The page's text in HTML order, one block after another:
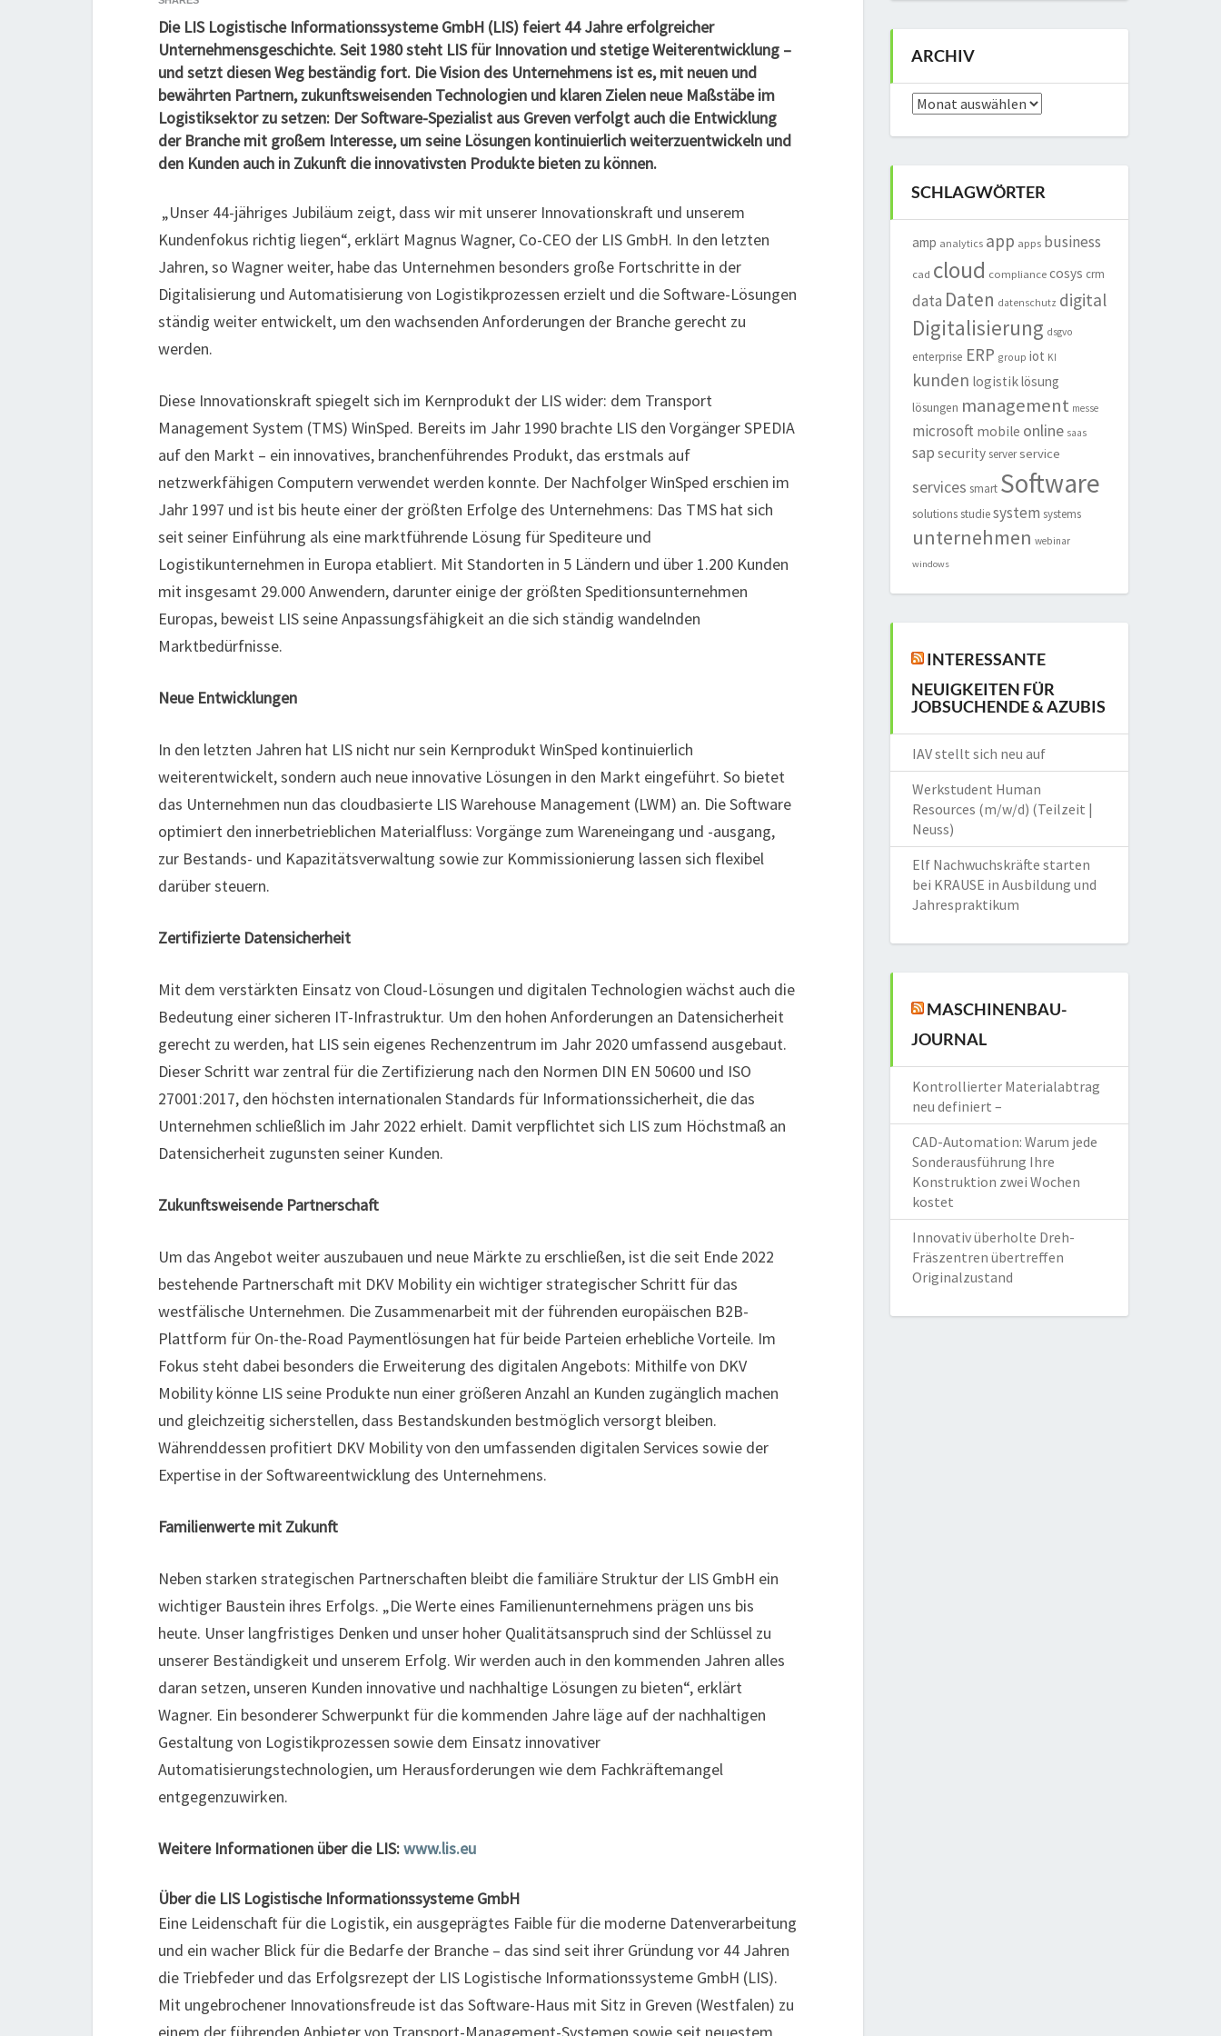
Die LIS Logistische Informationssysteme GmbH (LIS) feiert 44 Jahre erfolgreicher
Unternehmensgeschichte. Seit 1980 steht LIS für Innovation und stetige Weiterentwicklung –
und setzt diesen Weg beständig fort. Die Vision des Unternehmens ist es, mit neuen und
bewährten Partnern, zukunftsweisenden Technologien und klaren Zielen neue Maßstäbe im
Logistiksektor zu setzen: Der Software-Spezialist aus Greven verfolgt auch die Entwicklung
der Branche mit großem Interesse, um seine Lösungen kontinuierlich weiterzuentwickeln und
den Kunden auch in Zukunft die innovativsten Produkte bieten zu können.
„Unser 44-jähriges Jubiläum zeigt, dass wir mit unserer Innovationskraft und unserem
Kundenfokus richtig liegen“, erklärt Magnus Wagner, Co-CEO der LIS GmbH. In den letzten
Jahren, so Wagner weiter, habe das Unternehmen besonders große Fortschritte in der
Digitalisierung und Automatisierung von Logistikprozessen erzielt und die Software-Lösungen
ständig weiter entwickelt, um den wachsenden Anforderungen der Branche gerecht zu
werden.
Diese Innovationskraft spiegelt sich im Kernprodukt der LIS wider: dem Transport
Management System (TMS) WinSped. Bereits im Jahr 1990 brachte LIS den Vorgänger SPEDIA
auf den Markt – ein innovatives, branchenführendes Produkt, das erstmals auf
netzwerkfähigen Computern verwendet werden konnte. Der Nachfolger WinSped erschien im
Jahr 1997 und ist bis heute einer der größten Erfolge des Unternehmens: Das TMS hat sich
seit seiner Einführung als eine marktführende Lösung für Spediteure und
Logistikunternehmen in Europa etabliert. Mit Standorten in 5 Ländern und über 1.200 Kunden
mit insgesamt 29.000 Anwendern, darunter einige der größten Speditionsunternehmen
Europas, beweist LIS seine Anpassungsfähigkeit an die sich ständig wandelnden
Marktbedürfnisse.
Neue Entwicklungen
In den letzten Jahren hat LIS nicht nur sein Kernprodukt WinSped kontinuierlich
weiterentwickelt, sondern auch neue innovative Lösungen in den Markt eingeführt. So bietet
das Unternehmen nun das cloudbasierte LIS Warehouse Management (LWM) an. Die Software
optimiert den innerbetrieblichen Materialfluss: Vorgänge zum Wareneingang und -ausgang,
zur Bestands- und Kapazitätsverwaltung sowie zur Kommissionierung lassen sich flexibel
darüber steuern.
Zertifizierte Datensicherheit
Mit dem verstärkten Einsatz von Cloud-Lösungen und digitalen Technologien wächst auch die
Bedeutung einer sicheren IT-Infrastruktur. Um den hohen Anforderungen an Datensicherheit
gerecht zu werden, hat LIS sein eigenes Rechenzentrum im Jahr 2020 umfassend ausgebaut.
Dieser Schritt war zentral für die Zertifizierung nach den Normen DIN EN 50600 und ISO
27001:2017, den höchsten internationalen Standards für Informationssicherheit, die das
Unternehmen schließlich im Jahr 2022 erhielt. Damit verpflichtet sich LIS zum Höchstmaß an
Datensicherheit zugunsten seiner Kunden.
Zukunftsweisende Partnerschaft
Um das Angebot weiter auszubauen und neue Märkte zu erschließen, ist die seit Ende 2022
bestehende Partnerschaft mit DKV Mobility ein wichtiger strategischer Schritt für das
westfälische Unternehmen. Die Zusammenarbeit mit der führenden europäischen B2B-
Plattform für On-the-Road Paymentlösungen hat für beide Parteien erhebliche Vorteile. Im
Fokus steht dabei besonders die Erweiterung des digitalen Angebots: Mithilfe von DKV
Mobility könne LIS seine Produkte nun einer größeren Anzahl an Kunden zugänglich machen
und gleichzeitig sicherstellen, dass Bestandskunden bestmöglich versorgt bleiben.
Währenddessen profitiert DKV Mobility von den umfassenden digitalen Services sowie der
Expertise in der Softwareentwicklung des Unternehmens.
Familienwerte mit Zukunft
Neben starken strategischen Partnerschaften bleibt die familiäre Struktur der LIS GmbH ein
wichtiger Baustein ihres Erfolgs. „Die Werte eines Familienunternehmens prägen uns bis
heute. Unser langfristiges Denken und unser hoher Qualitätsanspruch sind der Schlüssel zu
unserer Beständigkeit und unserem Erfolg. Wir werden auch in den kommenden Jahren alles
daran setzen, unseren Kunden innovative und nachhaltige Lösungen zu bieten“, erklärt
Wagner. Ein besonderer Schwerpunkt für die kommenden Jahre läge auf der nachhaltigen
Gestaltung von Logistikprozessen sowie dem Einsatz innovativer
Automatisierungstechnologien, um Herausforderungen wie dem Fachkräftemangel
entgegenzuwirken.
Weitere Informationen über die LIS:www.lis.eu
Über die LIS Logistische Informationssysteme GmbH
Eine Leidenschaft für die Logistik, ein ausgeprägtes Faible für die moderne Datenverarbeitung
und ein wacher Blick für die Bedarfe der Branche – das sind seit ihrer Gründung vor 44 Jahren
die Triebfeder und das Erfolgsrezept der LIS Logistische Informationssysteme GmbH (LIS).
Mit ungebrochener Innovationsfreude ist das Software-Haus mit Sitz in Greven (Westfalen) zu
ARCHIV
Archiv
SCHLAGWÖRTER
amp analytics app apps business
cad cloud compliance cosys crm
data Daten datenschutz digital
Digitalisierung dsgvo
enterprise ERP group iot KI
kunden logistiklösung
lösungen management messe
microsoft mobile online saas
sap security server service
services smart Software
solutions studie system systems
unternehmen webinar
windows
INTERESSANTE
NEUIGKEITEN FÜR
JOBSUCHENDE & AZUBIS
IAV stellt sich neu auf
Werkstudent Human
Resources (m/w/d) (Teilzeit |
Neuss)
Elf Nachwuchskräfte starten
bei KRAUSE in Ausbildung und
Jahrespraktikum
MASCHINENBAU-
JOURNAL
Kontrollierter Materialabtrag
neu definiert –
CAD-Automation: Warum jede
Sonderausführung Ihre
Konstruktion zwei Wochen
kostet
Innovativ überholte Dreh-
Fräszentren übertreffen
Originalzustand